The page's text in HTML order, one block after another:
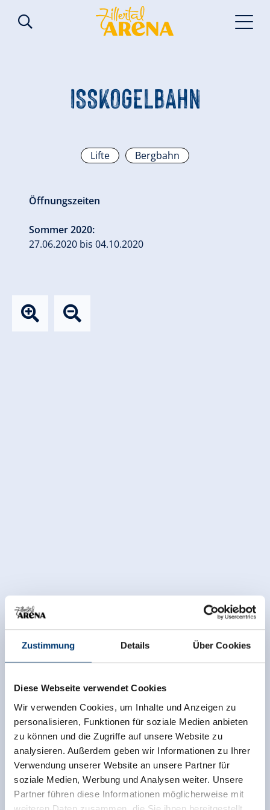
Zustimmung Details Über Cookies
Diese Webseite verwendet Cookies
Wir verwenden Cookies, um Inhalte und Anzeigen zu
personalisieren, Funktionen für soziale Medien anbieten
zu können und die Zugriffe auf unsere Website zu
analysieren. Außerdem geben wir Informationen zu Ihrer
Verwendung unserer Website an unsere Partner für
soziale Medien, Werbung und Analysen weiter. Unsere
Partner führen diese Informationen möglicherweise mit
ISSKOGELBAHN
Lifte Bergbahn
Öffnungszeiten
Sommer 2020:
27.06.2020 bis 04.10.2020